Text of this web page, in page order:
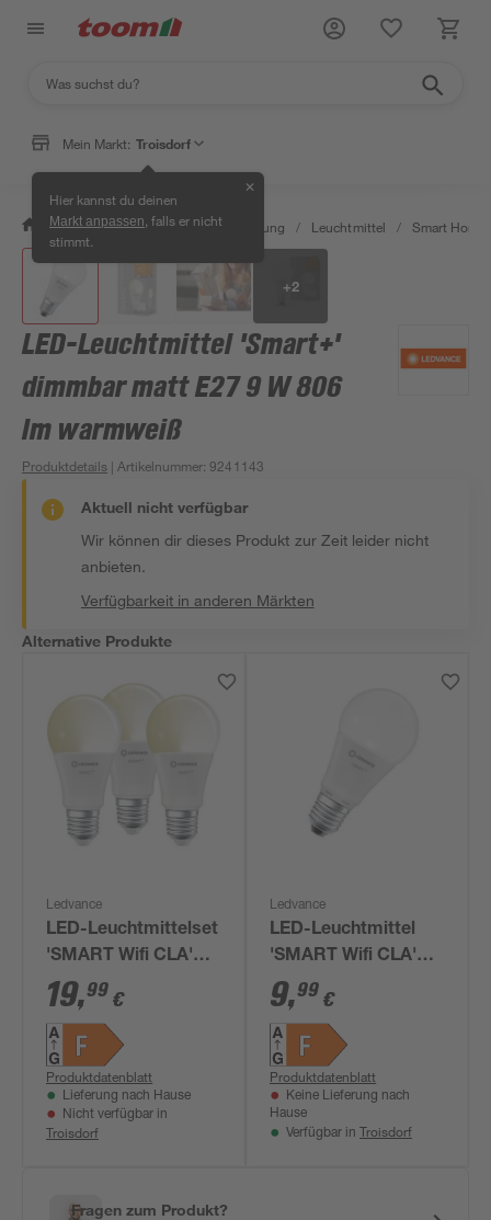
Mein Markt: Troisdorf
Hier kannst du deinen
Markt anpassen , falls er nicht
stimmt.
✕
/ Wohnen & Haushalt / Beleuchtung / Leuchtmittel / Smart Home
+2
LED-Leuchtmittel 'Smart+'
dimmbar matt E27 9 W 806
lm warmweiß
Produktdetails | Artikelnummer:9241143
Aktuell nicht verfügbar
Wir können dir dieses Produkt zur Zeit leider nicht
anbieten.
Verfügbarkeit in anderen Märkten
Alternative Produkte
Ledvance
LED-Leuchtmittelset
'SMART Wifi CLA'
dimmbar
Standardform matt
E27 9 W 806 lm
warmweiß 3 Stück
19,99 €
Produktdatenblatt
Lieferung nach Hause
Nicht verfügbar in
Troisdorf
Ledvance
LED-Leuchtmittel
'SMART Wifi CLA'
dimmbar
Standardform matt
E27 9 W 806 lm
warmweiß
9,99 €
Produktdatenblatt
Keine Lieferung nach
Hause
Verfügbar in Troisdorf
Fragen zum Produkt?